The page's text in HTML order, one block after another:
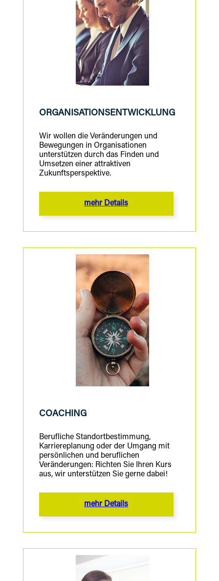
ORGANISATIONSENTWICKLUNG
Wir wollen die Veränderungen und
Bewegungen in Organisationen
unterstützen durch das Finden und
Umsetzen einer attraktiven
Zukunftsperspektive.
mehr Details
COACHING
Berufliche Standortbestimmung,
Karriereplanung oder der Umgang mit
persönlichen und beruflichen
Veränderungen: Richten Sie Ihren Kurs
aus, wir unterstützen Sie gerne dabei!
mehr Details